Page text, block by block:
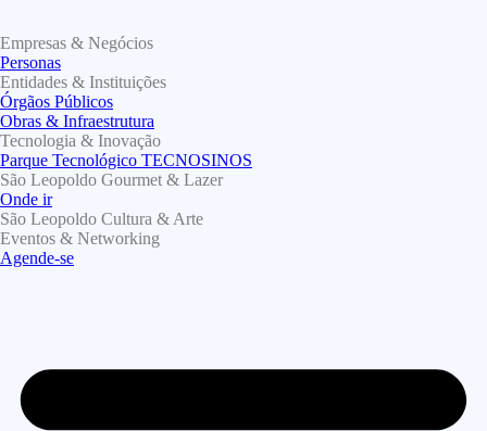
Empresas & Negócios
Personas
Entidades & Instituições
Órgãos Públicos
Obras & Infraestrutura
Tecnologia & Inovação
Parque Tecnológico TECNOSINOS
São Leopoldo Gourmet & Lazer
Onde ir
São Leopoldo Cultura & Arte
Eventos & Networking
Agende-se